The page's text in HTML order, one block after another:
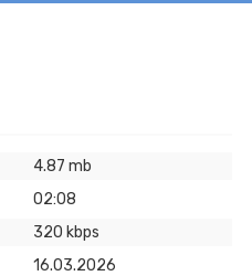
4.87 mb
02:08
320 kbps
16.03.2026